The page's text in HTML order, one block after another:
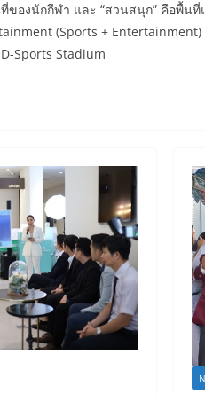
ของนักกีฬา และ “สวนสนุก” คือพื้น
(Sports +
Sports Stadium